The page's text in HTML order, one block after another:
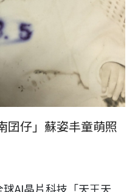
囝仔」蘇姿丰童萌照
AI晶片科技「天王天